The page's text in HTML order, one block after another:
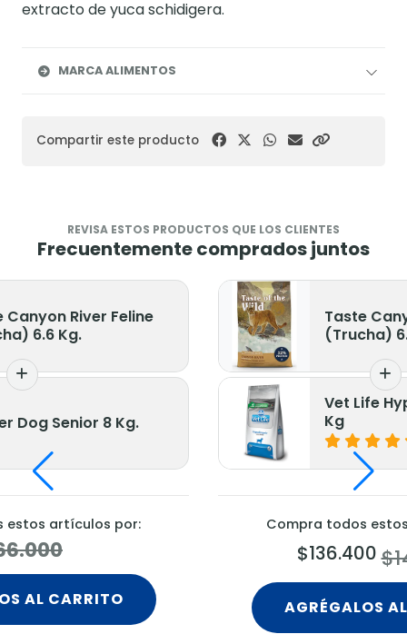
extracto de yuca schidigera.
MARCA ALIMENTOS
Compartir este producto
REVISA ESTOS PRODUCTOS QUE LOS CLIENTES
Frecuentemente comprados juntos
Canyon River Feline
6.6 Kg.
Dog Senior 8 Kg.
estos artículos por:
AL CARRITO
Taste
(Trucha)
Vet Life
Kg
Compra todos
$136.400
AGRÉGALOS